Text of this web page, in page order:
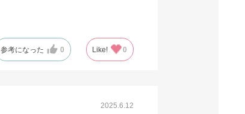
￥422.17
￥12,665
参考になった 0 Like! 0
2025.6.12